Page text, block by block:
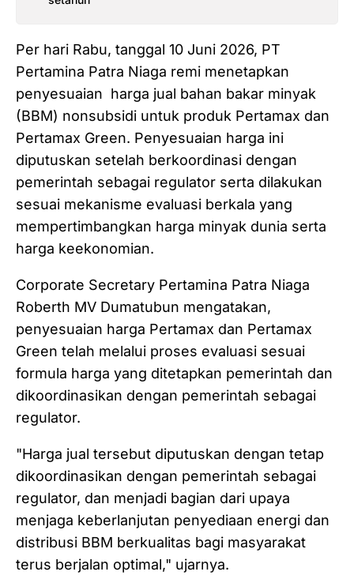
Per hari Rabu, tanggal 10 Juni 2026, PT
Pertamina Patra Niaga remi menetapkan
penyesuaian harga jual bahan bakar minyak
(BBM) nonsubsidi untuk produk Pertamax dan
Pertamax Green. Penyesuaian harga ini
diputuskan setelah berkoordinasi dengan
pemerintah sebagai regulator serta dilakukan
sesuai mekanisme evaluasi berkala yang
mempertimbangkan harga minyak dunia serta
harga keekonomian.
Corporate Secretary Pertamina Patra Niaga
Roberth MV Dumatubun mengatakan,
penyesuaian harga Pertamax dan Pertamax
Green telah melalui proses evaluasi sesuai
formula harga yang ditetapkan pemerintah dan
dikoordinasikan dengan pemerintah sebagai
regulator.
"Harga jual tersebut diputuskan dengan tetap
dikoordinasikan dengan pemerintah sebagai
regulator, dan menjadi bagian dari upaya
menjaga keberlanjutan penyediaan energi dan
distribusi BBM berkualitas bagi masyarakat
terus berjalan optimal," ujarnya.